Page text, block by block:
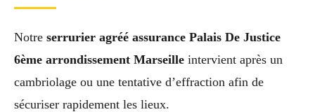
Notre serrurier agréé assurance Palais De Justice
6ème arrondissement Marseille intervient après un
cambriolage ou une tentative d’effraction afin de
sécuriser rapidement les lieux.